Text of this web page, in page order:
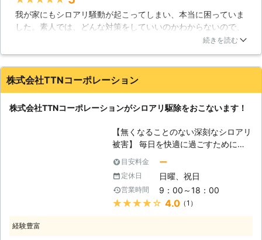
術を用いて駆除をさせていただきま
す。 ■シロアリ駆除歴38年の害虫駆
除専門業者 弊社はシロアリ駆除歴38
をお引受けいたします。 【有限会社
アートクリーン消毒セールスポイン
レルギーなどの方にも安心な薬剤を使
を飼っていて消毒するのが心配だと言
う方にも最適です 3．他のシロアリ駆
除業者でも対応ができなかった場合も
ご相談ください ■ゴキブリやダニな
どその他害虫駆除もお任せを！ シロ
アリ以外にも害虫は数多くいます。
有限会社アートクリーン消毒ではゴキ
我が家にもシロアリ騒動が起こってしまい、本当に困っていま
した。素人では、どんな対策をしていいのかわからないので、
いろいろ調べた結果、業者に対処を依頼することにしました。
仕事で我が家の悩みに対処してくれたことに感謝しています。
作業以来、我が家のシロアリ騒動もおさまっているのでとても
続きを読む
株式会社TTNコーポレーション
株式会社TTNコーポレーションがシロアリ駆除をおこないます！
【無くなることのない深刻なシロアリ
被害】 毎日を快適に過ごすためにも
大切なのが自宅なのですが、自宅内に
は様々なトラブルが発生する可能性が
あるのです。水漏れや雨漏り、ガラス
の割れやガス漏れなど、快適な毎日を
持続するためにもトラブルは早急に解
目安料金 ー
定休日 日曜、祝日
営業時間 9：00～18：00
★★★★★ 4.0（1）
経験豊富